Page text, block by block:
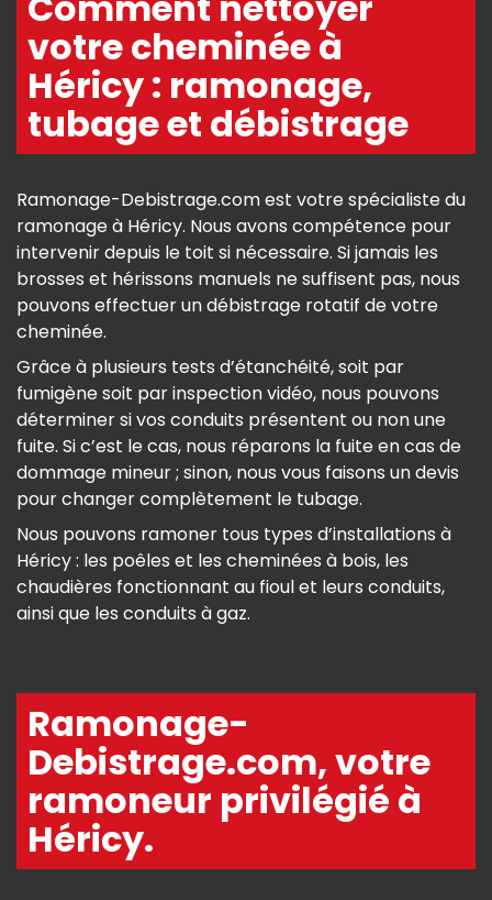
votre cheminée à
Héricy : ramonage,
tubage et débistrage
Ramonage-Debistrage.com est votre spécialiste du
ramonage à Héricy. Nous avons compétence pour
intervenir depuis le toit si nécessaire. Si jamais les
brosses et hérissons manuels ne suffisent pas, nous
pouvons effectuer un débistrage rotatif de votre
cheminée.
Grâce à plusieurs tests d’étanchéité, soit par
fumigène soit par inspection vidéo, nous pouvons
déterminer si vos conduits présentent ou non une
fuite. Si c’est le cas, nous réparons la fuite en cas de
dommage mineur ; sinon, nous vous faisons un devis
pour changer complètement le tubage.
Nous pouvons ramoner tous types d’installations à
Héricy : les poêles et les cheminées à bois, les
chaudières fonctionnant au fioul et leurs conduits,
ainsi que les conduits à gaz.
Ramonage-
Debistrage.com, votre
ramoneur privilégié à
Héricy.